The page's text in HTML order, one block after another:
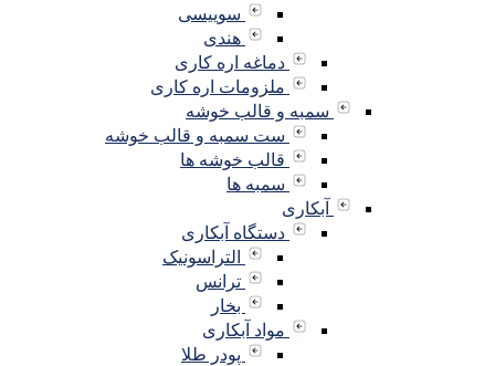
سوییسی
هندی
دماغه اره کاری
ملزومات اره کاری
سمبه و قالب خوشه
ست سمبه و قالب خوشه
قالب خوشه ها
سمبه ها
آبکاری
دستگاه آبکاری
التراسونیک
ترانس
بخار
مواد آبکاری
پودر طلا